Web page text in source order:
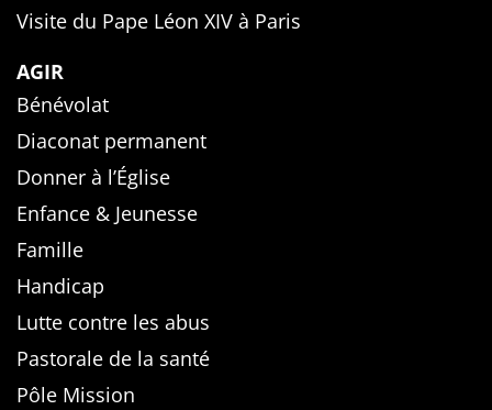
Visite du Pape Léon XIV à Paris
AGIR
Bénévolat
Diaconat permanent
Donner à l’Église
Enfance & Jeunesse
Famille
Handicap
Lutte contre les abus
Pastorale de la santé
Pôle Mission